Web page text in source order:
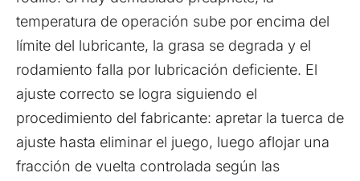
temperatura de operación sube por encima del
límite del lubricante, la grasa se degrada y el
rodamiento falla por lubricación deficiente. El
ajuste correcto se logra siguiendo el
procedimiento del fabricante: apretar la tuerca de
ajuste hasta eliminar el juego, luego aflojar una
fracción de vuelta controlada según las